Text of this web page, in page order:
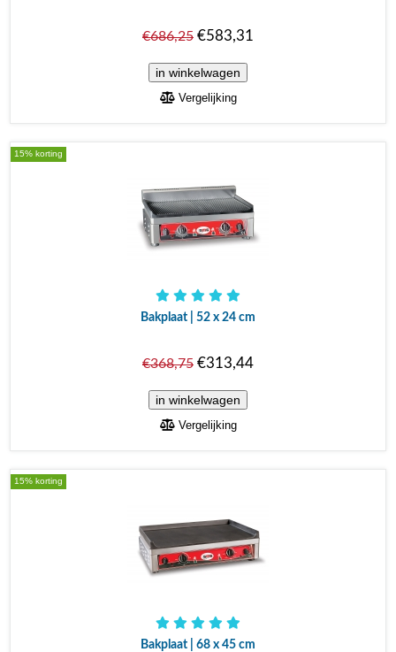
€686,25 €583,31
Vergelijking
15% korting
Bakplaat | 52 x 24 cm
€368,75 €313,44
Vergelijking
15% korting
Bakplaat | 68 x 45 cm